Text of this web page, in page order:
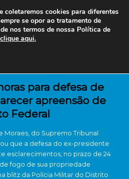
para defesa de
apreensão de
Federal
Moraes, do Supremo Tribunal
que a defesa do ex-presidente
esclarecimentos, no prazo de 24
fogo de sua propriedade
blitz da Polícia Militar do Distrito
coletaremos cookies para diferentes
se opor ao tratamento de
nos termos de nossa Política de
clique aqui.